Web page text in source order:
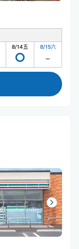
8/14五 8/15六